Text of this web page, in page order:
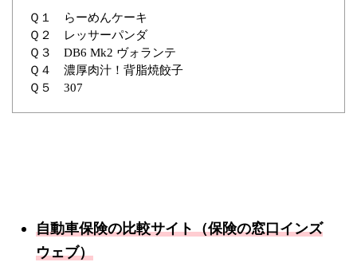
Ｑ１ らーめんケーキ
Ｑ２ レッサーパンダ
Ｑ３ DB6 Mk2 ヴォランテ
Ｑ４ 濃厚肉汁！背脂焼餃子
Ｑ５ 307
自動車保険の比較サイト（保険の窓口インズ
ウェブ）